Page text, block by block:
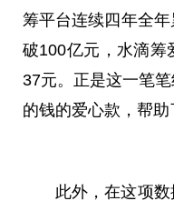
筹平台连续四年全
破100亿元，水滴筹
37元。正是这一笔
的钱的爱心款，帮助
此外，在这项